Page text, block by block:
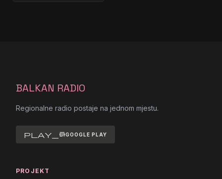
BALKAN RADIO
Regionalne radio postaje na jednom mjestu.
play_storeGOOGLE PLAY
PROJEKT